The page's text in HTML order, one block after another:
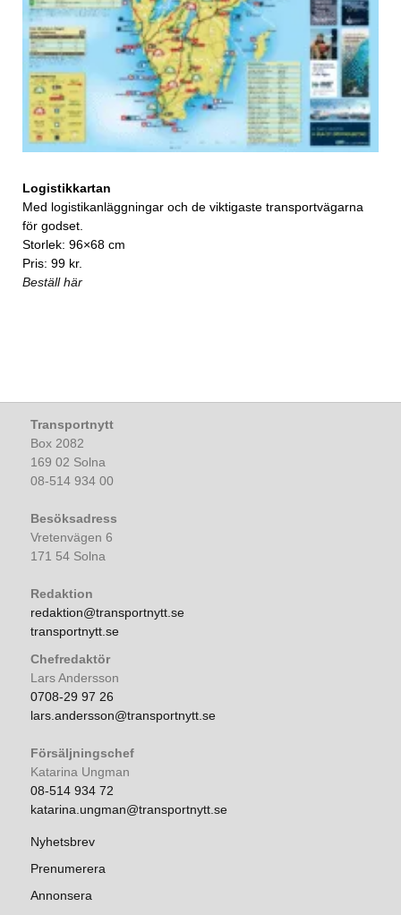
Logistikkartan
Med logistikanläggningar och de viktigaste transportvägarna
för godset.
Storlek: 96×68 cm
Pris: 99 kr.
Beställ här
Transportnytt
Box 2082
169 02 Solna
08-514 934 00
Besöksadress
Vretenvägen 6
171 54 Solna
Redaktion
redaktion@transportnytt.se
transportnytt.se
Chefredaktör
Lars Andersson
0708-29 97 26
lars.andersson@transportnytt.se
Försäljningschef
Katarina Ungman
08-514 934 72
katarina.ungman@transportnytt.se
Nyhetsbrev
Prenumerera
Annonsera